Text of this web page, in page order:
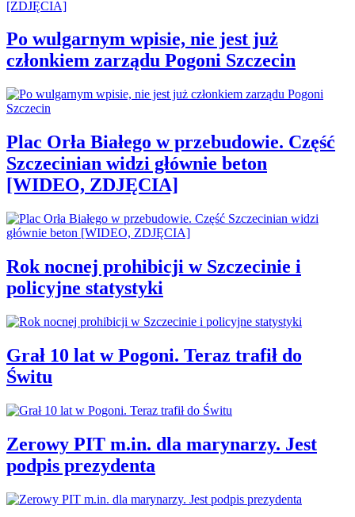
Po wulgarnym wpisie, nie jest już
członkiem zarządu Pogoni Szczecin
Plac Orła Białego w przebudowie. Część
Szczecinian widzi głównie beton
[WIDEO, ZDJĘCIA]
Rok nocnej prohibicji w Szczecinie i
policyjne statystyki
Grał 10 lat w Pogoni. Teraz trafił do
Świtu
Zerowy PIT m.in. dla marynarzy. Jest
podpis prezydenta